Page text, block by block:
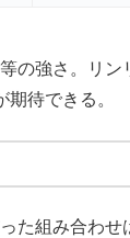
の強さ。リ
待できる。
た組み合わせ